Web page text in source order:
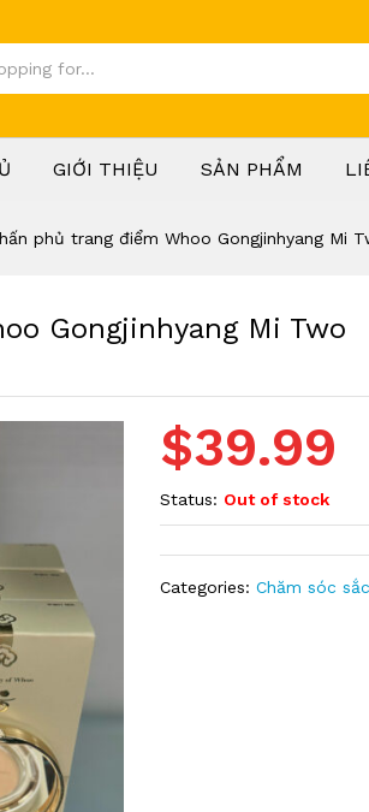
GIỚI THIỆU SẢN PHẨM
phủ trang điểm Whoo Gongjinhyang Mi
Gongjinhyang Mi Two
$39.99
Status: Out of stock
Categories:Chăm sóc